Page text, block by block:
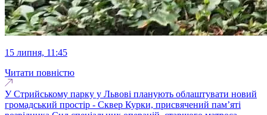
15 липня, 11:45
Читати повністю
У Стрийському парку у Львові планують облаштувати новий
громадський простір - Сквер Курки, присвячений пам’яті